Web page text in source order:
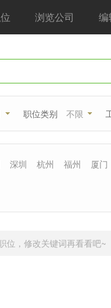
浏览公司 编
职位类别 不限
深圳 杭州 福州 厦门
位，修改关键词再看看吧~